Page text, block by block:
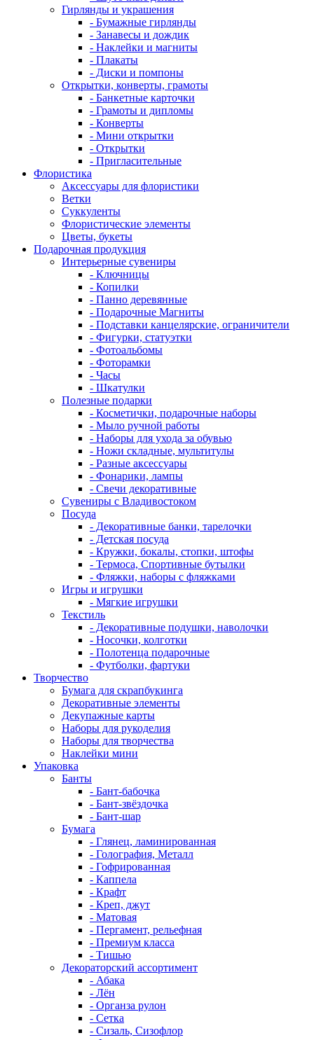
Гирлянды и украшения
- Бумажные гирлянды
- Занавесы и дождик
- Наклейки и магниты
- Плакаты
- Диски и помпоны
Открытки, конверты, грамоты
- Банкетные карточки
- Грамоты и дипломы
- Конверты
- Мини открытки
- Открытки
- Пригласительные
Флористика
Аксессуары для флористики
Ветки
Суккуленты
Флористические элементы
Цветы, букеты
Подарочная продукция
Интерьерные сувениры
- Ключницы
- Копилки
- Панно деревянные
- Подарочные Магниты
- Подставки канцелярские, ограничители
- Фигурки, статуэтки
- Фотоальбомы
- Фоторамки
- Часы
- Шкатулки
Полезные подарки
- Косметички, подарочные наборы
- Мыло ручной работы
- Наборы для ухода за обувью
- Ножи складные, мультитулы
- Разные аксессуары
- Фонарики, лампы
- Свечи декоративные
Сувениры с Владивостоком
Посуда
- Декоративные банки, тарелочки
- Детская посуда
- Кружки, бокалы, стопки, штофы
- Термоса, Спортивные бутылки
- Фляжки, наборы с фляжками
Игры и игрушки
- Мягкие игрушки
Текстиль
- Декоративные подушки, наволочки
- Носочки, колготки
- Полотенца подарочные
- Футболки, фартуки
Творчество
Бумага для скрапбукинга
Декоративные элементы
Декупажные карты
Наборы для рукоделия
Наборы для творчества
Наклейки мини
Упаковка
Банты
- Бант-бабочка
- Бант-звёздочка
- Бант-шар
Бумага
- Глянец, ламинированная
- Голография, Металл
- Гофрированная
- Каппела
- Крафт
- Креп, джут
- Матовая
- Пергамент, рельефная
- Премиум класса
- Тишью
Декораторский ассортимент
- Абака
- Лён
- Органза рулон
- Сетка
- Сизаль, Сизофлор